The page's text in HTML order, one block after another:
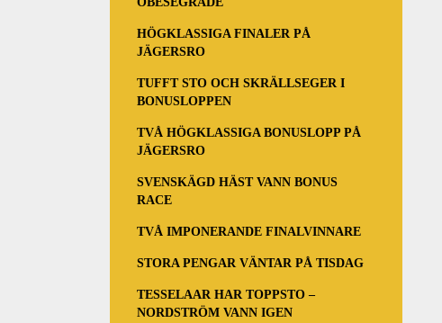
HÖGKLASSIGA FINALER PÅ
JÄGERSRO
TUFFT STO OCH SKRÄLLSEGER I
BONUSLOPPEN
TVÅ HÖGKLASSIGA BONUSLOPP PÅ
JÄGERSRO
SVENSKÄGD HÄST VANN BONUS
RACE
TVÅ IMPONERANDE FINALVINNARE
STORA PENGAR VÄNTAR PÅ TISDAG
TESSELAAR HAR TOPPSTO –
NORDSTRÖM VANN IGEN